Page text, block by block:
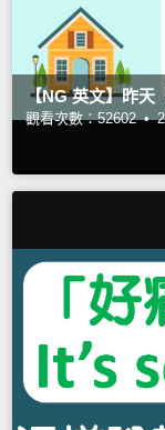
【NG 英文】昨天
觀看次數：52602 •